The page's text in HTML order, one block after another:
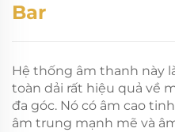
Bar
Hệ thống âm thanh này
toàn dải rất hiệu quả về
đa góc. Nó có âm cao
âm trung mạnh mẽ và